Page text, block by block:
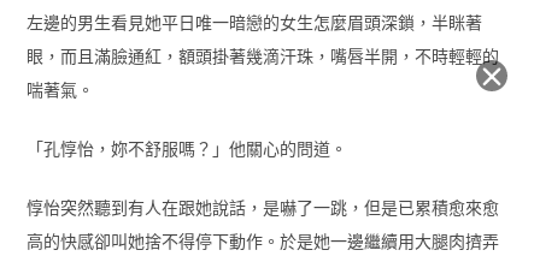
左邊的男生看見她平日唯一暗戀的女生怎麼眉頭深鎖，半眯著
眼，而且滿臉通紅，額頭掛著幾滴汗珠，嘴唇半開，不時輕輕的
喘著氣。
「孔惇怡，妳不舒服嗎？」他關心的問道。
惇怡突然聽到有人在跟她說話，是嚇了一跳，但是已累積愈來愈
高的快感卻叫她捨不得停下動作。於是她一邊繼續用大腿肉擠弄